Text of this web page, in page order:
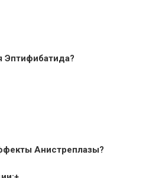
Эптифибатида?
Анистреплазы?